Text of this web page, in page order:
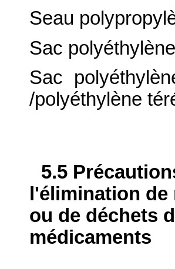
Seau
Sac
Sac
/polyéthylène
5.5
l'élimination
ou de déchets
médicaments